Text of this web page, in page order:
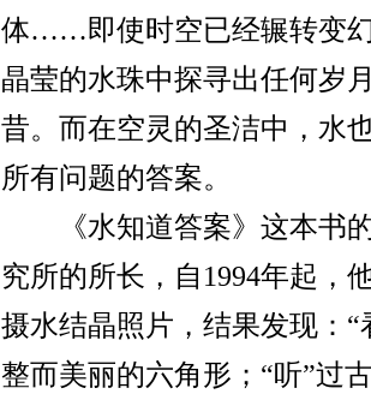
体……即使时空已经辗转变
晶莹的水珠中探寻出任何岁
昔。而在空灵的圣洁中，水
所有问题的答案。
《水知道答案》这本书的
究所的所长，自1994年起，
摄水结晶照片，结果发现：“
整而美丽的六角形；“听”过